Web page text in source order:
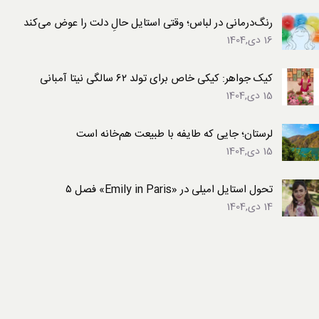
رنگ‌درمانی در لباس؛ وقتی استایل حالِ دلت را عوض می‌کند
16 دی,1404
کیک جواهر: کیکی خاص برای تولد ۶۲ سالگی نیتا آمبانی
15 دی,1404
لرستان؛ جایی که طایفه با طبیعت هم‌خانه است
15 دی,1404
تحول استایل امیلی در «Emily in Paris» فصل ۵
14 دی,1404